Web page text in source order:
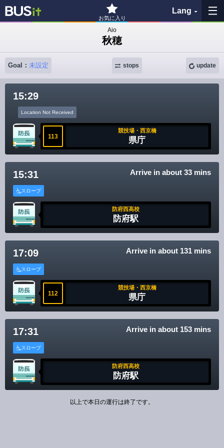
お気に入り
Lang
History
各バス会社リンク先
Disclaimer
Aio
秋穂
Goal： 未設定 update
stops
15:29
Location Not Received
113
競技場・西京橋
県庁
15:31 Arrive in about 33 mins
スロープ
防府西高校
防府駅
17:09 Arrive in about 131 mins
スロープ
112
競技場・西京橋
県庁
17:31 Arrive in about 153 mins
スロープ
防府西高校
防府駅
以上で本日の運行は終了です。